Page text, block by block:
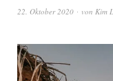
22. Oktober 2020 von Kim